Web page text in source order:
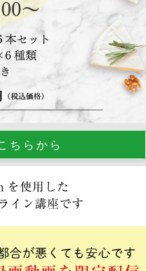
ちらから